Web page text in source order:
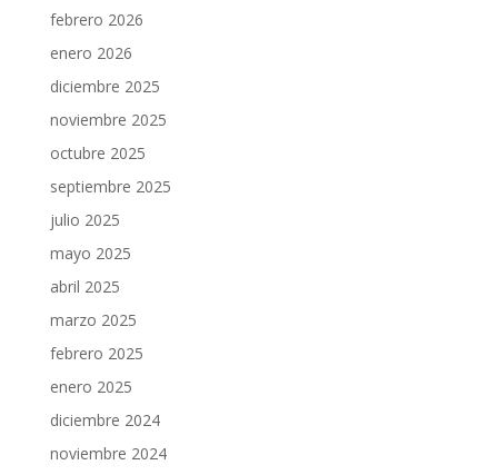
febrero 2026
enero 2026
diciembre 2025
noviembre 2025
octubre 2025
septiembre 2025
julio 2025
mayo 2025
abril 2025
marzo 2025
febrero 2025
enero 2025
diciembre 2024
noviembre 2024